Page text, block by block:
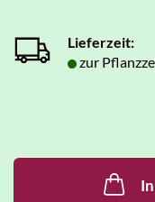
Lieferzeit:
zur